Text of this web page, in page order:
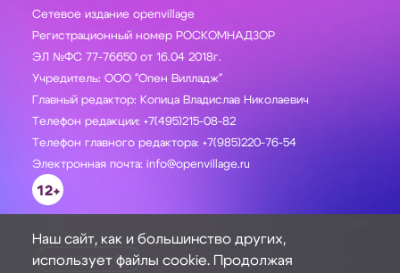
Сетевое издание openvillage
Регистрационный номер РОСКОМНАДЗОР
ЭЛ №ФС 77-76650 от 16.04 2018г.
Учредитель: ООО "Опен Вилладж"
Главный редактор: Копица Владислав Николаевич
Телефон редакции: +7(495)215-08-82
Телефон главного редактора: +7(985)220-76-54
Электронная почта: info@openvillage.ru
12+
ЗАДАТЬ ВОПРОС
Наш сайт, как и большинство других,
использует файлы cookie. Продолжая